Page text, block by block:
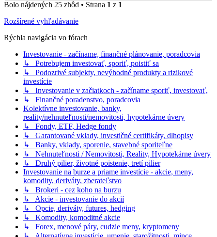
Bolo nájdených 25 zhôd • Strana 1 z 1
Rozšírené vyhľadávanie
Rýchla navigácia vo fórach
Investovanie - začíname, finančné plánovanie, poradcovia
↳ Potrebujem investovať, sporiť, poistiť sa
↳ Podozrivé subjekty, nevýhodné produkty a rizikové
investície
↳ Investovanie v začiatkoch - začíname sporiť, investovať,
↳ Finančné poradenstvo, poradcovia
Kolektívne investovanie, banky,
reality/nehnuteľnosti/nemovitosti, hypotekárne úvery
↳ Fondy, ETF, Hedge fondy
↳ Garantované vklady, investičné certifikáty, dlhopisy
↳ Banky, vklady, sporenie, stavebné sporiteľne
↳ Nehnuteľnosti / Nemovitosti, Reality, Hypotekárne úvery
↳ Druhý pilier, životné poistenie, tretí pilier
Investovanie na burze a priame investície - akcie, meny,
komodity, deriváty, zberateľstvo
↳ Brokeri - cez koho na burzu
↳ Akcie - investovanie do akcií
↳ Opcie, deriváty, futures, hedging
↳ Komodity, komoditné akcie
↳ Forex, menové páry, cudzie meny, kryptomeny